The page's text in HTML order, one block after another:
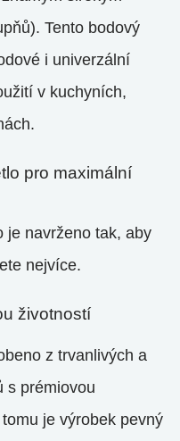
Tento bodový
i univerzální
v kuchyních,
pro maximální
je navrženo tak, aby
nejvíce.
životností
z trvanlivých a
s prémiovou
je výrobek pevný